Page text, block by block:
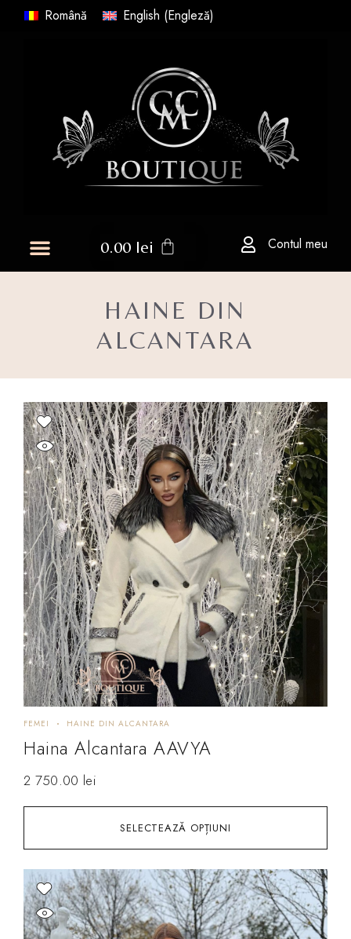
Română English (Engleză)
0.00 lei Contul meu
HAINE DIN
ALCANTARA
SELECTEAZĂ OPȚIUNI
FEMEI HAINE DIN ALCANTARA
Haina Alcantara AAVYA
2 750.00 lei